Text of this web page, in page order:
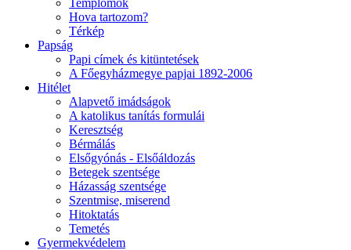
Templomok
Hova tartozom?
Térkép
Papság
Papi címek és kitüntetések
A Főegyházmegye papjai 1892-2006
Hitélet
Alapvető imádságok
A katolikus tanítás formulái
Keresztség
Bérmálás
Elsőgyónás - Elsőáldozás
Betegek szentsége
Házasság szentsége
Szentmise, miserend
Hitoktatás
Temetés
Gyermekvédelem